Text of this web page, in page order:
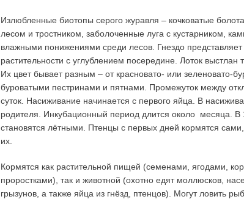
Излюбленные биотопы серого журавля – кочковатые
лесом и тростником, заболоченные луга с кустарником,
влажными понижениями среди лесов. Гнездо представляет
растительности с углублением посередине. Лоток выстлан
Их цвет бывает разным – от красновато- или зеленовато-
буроватыми пестринами и пятнами. Промежуток между
суток. Насиживание начинается с первого яйца. В
родителя. Инкубационный период длится около месяца.
становятся лётными. Птенцы с первых дней кормятся
их.
Кормятся как растительной пищей (семенами, ягодами,
проростками), так и животной (охотно едят моллюсков,
грызунов, а также яйца из гнёзд, птенцов). Могут ловить